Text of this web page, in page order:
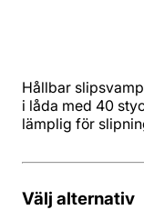
Hållbar
i låda med 40
lämplig för
Välj alternativ